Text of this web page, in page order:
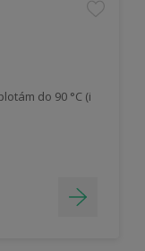
do 90 °C (i